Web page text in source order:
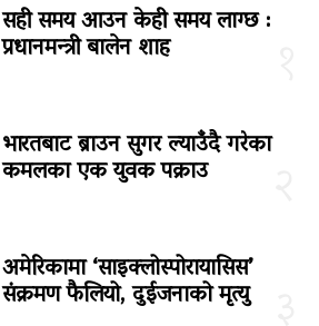
सही समय आउन केही समय लाग्छ :
प्रधानमन्त्री बालेन शाह
भारतबाट ब्राउन सुगर ल्याउँदै गरेका
कमलका एक युवक पक्राउ
अमेरिकामा ‘साइक्लोस्पोरायासिस’
संक्रमण फैलियो, दुईजनाको मृत्यु